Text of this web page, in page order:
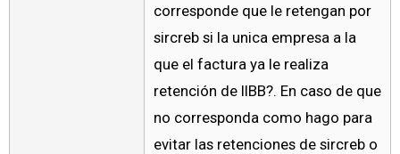
corresponde que le retengan por
sircreb si la unica empresa a la
que el factura ya le realiza
retención de IIBB?. En caso de que
no corresponda como hago para
evitar las retenciones de sircreb o